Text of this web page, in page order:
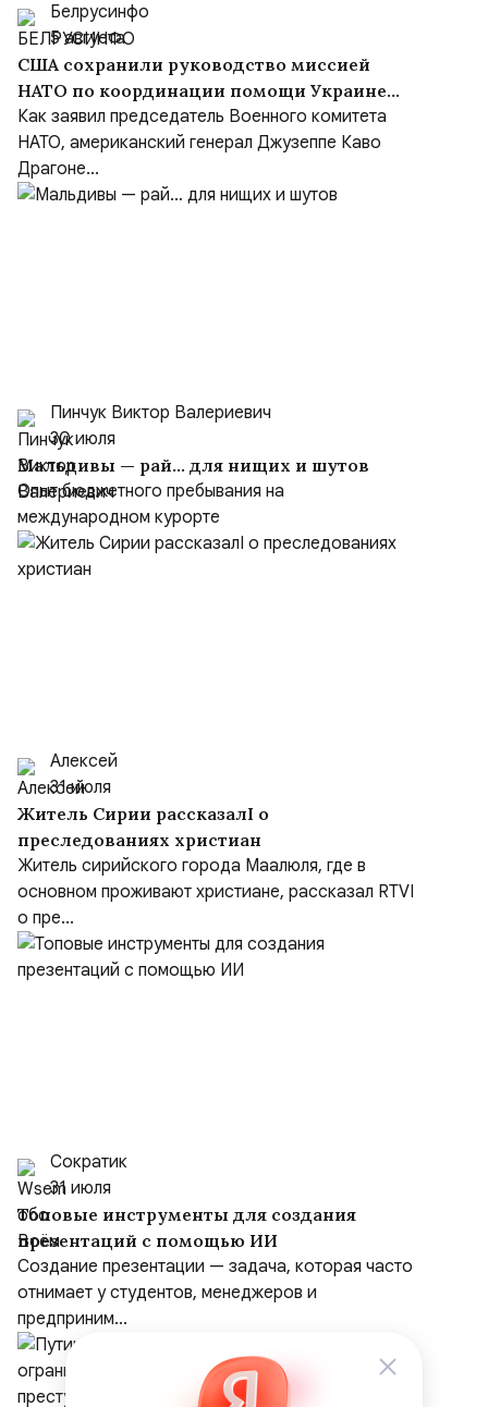
Белрусинфо
5 августа
США сохранили руководство миссией
НАТО по координации помощи Украине
(NSATU), несмотря на обещания передать
функции Европе
Как заявил председатель Военного комитета
НАТО, американский генерал Джузеппе Каво
Драгоне...
Пинчук Виктор Валериевич
30 июля
Мальдивы — рай… для нищих и шутов
Опыт бюджетного пребывания на
международном курорте
Алексей
31 июля
Житель Сирии рассказалI о
преследованиях христиан
Житель сирийского города Маалюля, где в
основном проживают христиане, рассказал RTVI
о пре...
Сократик
31 июля
Топовые инструменты для создания
презентаций с помощью ИИ
Создание презентации — задача, которая часто
отнимает у студентов, менеджеров и
предприним...